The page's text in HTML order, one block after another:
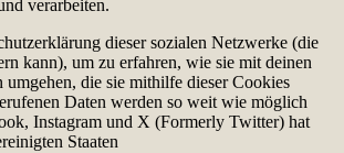
verarbeiten.
dieser sozialen Netzwerke (die
kann), um zu erfahren, wie sie mit deinen
umgehen, die sie mithilfe dieser Cookies
Daten werden so weit wie möglich
Instagram und X (Formerly Twitter) hat
Staaten